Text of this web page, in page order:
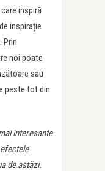
inspiră
inspirație
Prin
noi poate
sau
peste tot din
interesante
de astăzi.